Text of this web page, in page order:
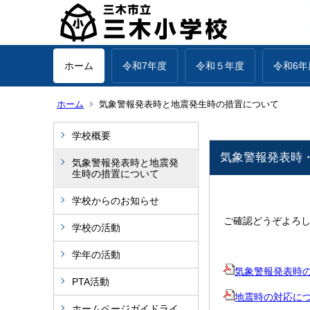
ホーム 令和7年度 令和５年度 令和6年
ホーム 気象警報発表時と地震発生時の措置について
学校概要
気象警報発表時と地震発
生時の措置について
学校からのお知らせ
学校の活動
学年の活動
PTA活動
気象警報発表時
ご確認どうぞよろ
気象警報発表時
地震時の対応に